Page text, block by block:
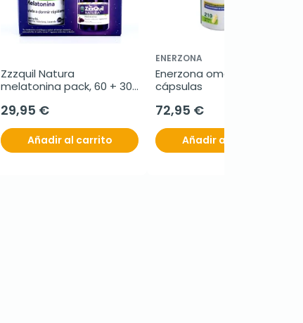
Zzzquil Natura
melatonina pack, 60 + 30
29,95 €
Añadir al carrito
ENERZONA
Enerzona omega 3 RX, 210
cápsulas
72,95 €
Añadir al carrito